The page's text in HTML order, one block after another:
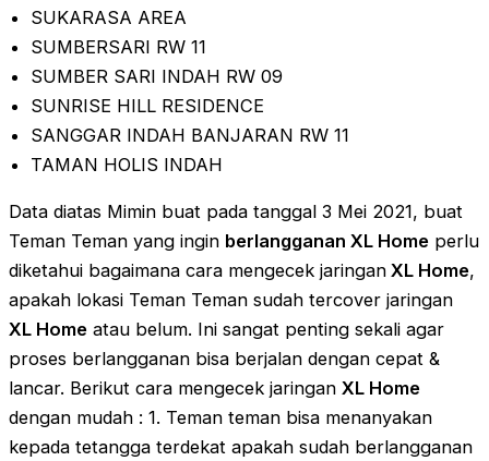
SUKARASA AREA
SUMBERSARI RW 11
SUMBER SARI INDAH RW 09
SUNRISE HILL RESIDENCE
SANGGAR INDAH BANJARAN RW 11
TAMAN HOLIS INDAH
Data diatas Mimin buat pada tanggal 3 Mei 2021, buat
Teman Teman yang ingin berlangganan XL Home perlu
diketahui bagaimana cara mengecek jaringan XL Home,
apakah lokasi Teman Teman sudah tercover jaringan
XL Home atau belum. Ini sangat penting sekali agar
proses berlangganan bisa berjalan dengan cepat &
lancar. Berikut cara mengecek jaringan XL Home
dengan mudah : 1. Teman teman bisa menanyakan
kepada tetangga terdekat apakah sudah berlangganan